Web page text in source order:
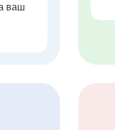
ваш